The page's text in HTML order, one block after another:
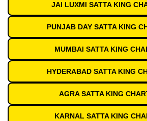
JAI LUXMI SATTA KING
PUNJAB DAY SATTA KING
MUMBAI SATTA KING
HYDERABAD SATTA KING
AGRA SATTA KING
KARNAL SATTA KING